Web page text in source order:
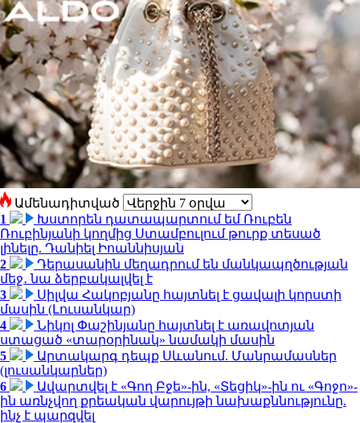
Ամենադիտված
1
Խստորեն դատապարտում եմ Ռուբեն
Ռուբինյանի կողմից Ստամբուլում թուրք տեսած
լինելը. Դանիել Իոաննիսյան
2
Դերասանին մեղադրում են մանկապղծության
մեջ․ նա ձերբակալվել է
3
Սիլվա Հակոբյանը հայտնել է ցավալի կորստի
մասին (Լուսանկար)
4
Նիկոլ Փաշինյանը հայտնել է առավոտյան
ստացած «տարօրինակ» նամակի մասին
5
Արտակարգ դեպք Սևանում. Մանրամասներ
(լուսանկարներ)
6
Ավարտվել է «Գող Բջե»-ին, «Տեցիկ»-ին ու «Գոջո»-
ին առնչվող քրեական վարույթի նախաքննությունը.
ինչ է պարզվել